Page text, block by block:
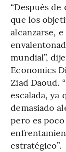
“Después
que los
alcanzarse,
mundial”,
Economics
Ziad Daoud.
escalada, ya
demasiado
pero es
estratégico”.